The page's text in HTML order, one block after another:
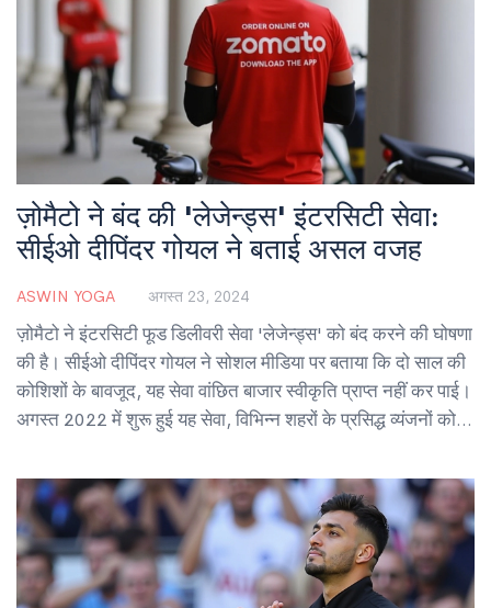
ज़ोमैटो ने बंद की 'लेजेन्ड्स' इंटरसिटी सेवा:
सीईओ दीपिंदर गोयल ने बताई असल वजह
ASWIN YOGA अगस्त 23, 2024
ज़ोमैटो ने इंटरसिटी फूड डिलीवरी सेवा 'लेजेन्ड्स' को बंद करने की घोषणा
की है। सीईओ दीपिंदर गोयल ने सोशल मीडिया पर बताया कि दो साल की
कोशिशों के बावजूद, यह सेवा वांछित बाजार स्वीकृति प्राप्त नहीं कर पाई।
अगस्त 2022 में शुरू हुई यह सेवा, विभिन्न शहरों के प्रसिद्ध व्यंजनों को